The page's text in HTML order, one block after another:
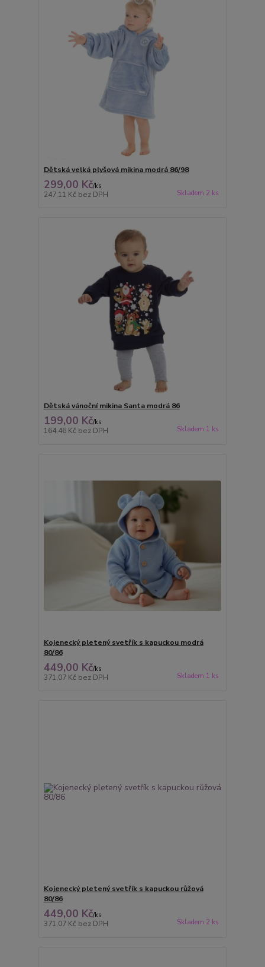
Dětská velká plyšová mikina modrá 86/98
299,00 Kč/ks
247,11 Kč bez DPH Skladem 2 ks
Dětská vánoční mikina Santa modrá 86
199,00 Kč/ks
164,46 Kč bez DPH Skladem 1 ks
Kojenecký pletený svetřík s kapuckou modrá
80/86
449,00 Kč/ks
371,07 Kč bez DPH Skladem 1 ks
Kojenecký pletený svetřík s kapuckou růžová
80/86
449,00 Kč/ks
371,07 Kč bez DPH Skladem 2 ks